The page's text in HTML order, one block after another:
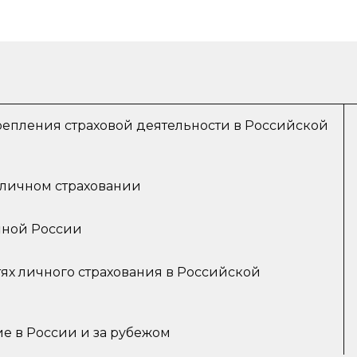
страховой деятельности в Российской
страховании
России
личного страхования в Российской
в России и за рубежом